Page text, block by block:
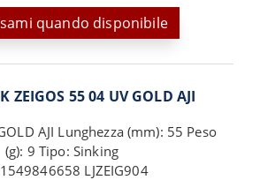
quando disponibile
ZEIGOS 55 04 UV GOLD AJI
AJI Lunghezza (mm): 55 Peso
(g): 9 Tipo: Sinking
LJZEIG904